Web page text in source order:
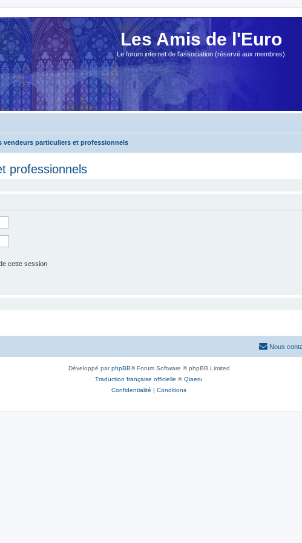
Les Amis de l'Euro
Le forum internet de l'association (réservé aux membres)
vendeurs particuliers et professionnels
professionnels
cette session
Nous
Développé parphpBB® Forum Software © phpBB Limited
Traduction française officielle ©Qiaeru
Confidentialité | Conditions